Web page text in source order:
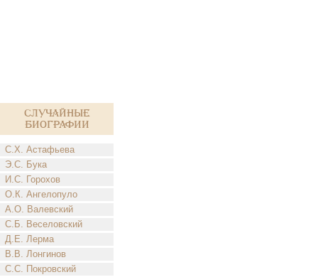
Случайные
биографии
С.Х. Астафьева
Э.С. Бука
И.С. Горохов
О.К. Ангелопуло
А.О. Валевский
С.Б. Веселовский
Д.Е. Лерма
В.В. Лонгинов
С.С. Покровский